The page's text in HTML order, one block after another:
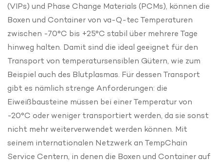
(VIPs) und Phase Change Materials (PCMs), können die
Boxen und Container von va-Q-tec Temperaturen
zwischen -70°C bis +25°C stabil über mehrere Tage
hinweg halten. Damit sind die ideal geeignet für den
Transport von temperatursensiblen Gütern, wie zum
Beispiel auch des Blutplasmas. Für dessen Transport
gibt es nämlich strenge Anforderungen: die
Eiweißbausteine müssen bei einer Temperatur von
-20°C oder weniger transportiert werden, da sie sonst
nicht mehr weiterverwendet werden können. Mit
seinem internationalen Netzwerk an TempChain
Service Centern, in denen die Boxen und Container auf